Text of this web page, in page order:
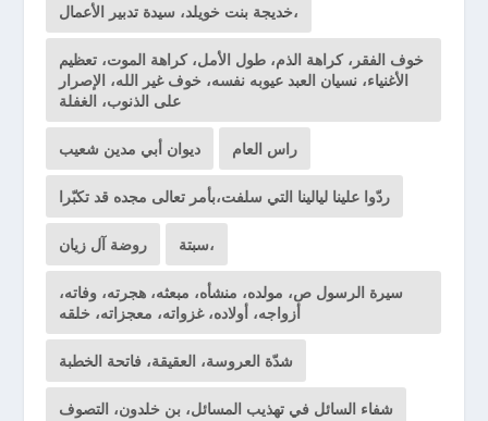
خديجة بنت خويلد، سيدة تدبير الأعمال،
خوف الفقر، كراهة الذم، طول الأمل، كراهة الموت، تعظيم
الأغنياء، نسيان العبد عيوبه نفسه، خوف غير الله، الإصرار
على الذنوب، الغفلة
ديوان أبي مدين شعيب راس العام
ردّوا علينا ليالينا التي سلفت،بأمر تعالى مجده قد تكبّرا
روضة آل زيان سبتة،
سيرة الرسول ص، مولده، منشأه، مبعثه، هجرته، وفاته،
أزواجه، أولاده، غزواته، معجزاته، خلقه
شدّة العروسة، العقيقة، فاتحة الخطبة
شفاء السائل في تهذيب المسائل، بن خلدون، التصوف